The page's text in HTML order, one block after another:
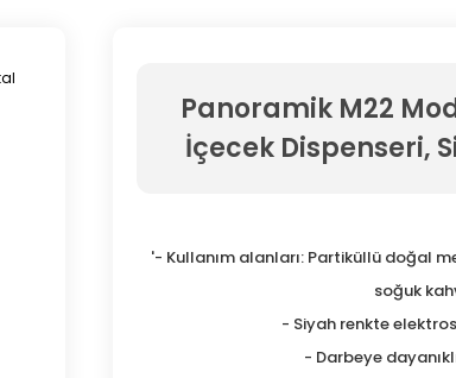
Panoramik M22
İçecek Dispenseri,
'- Kullanım alanları: Partiküllü doğal
soğuk
- Siyah renkte
- Darbeye